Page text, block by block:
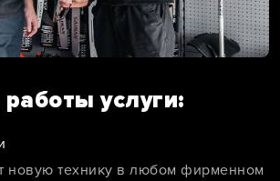
услуги:
новую технику в любом фирменном